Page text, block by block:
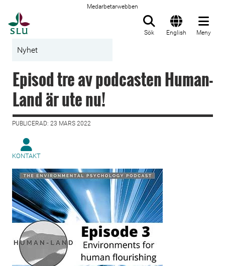
Medarbetarwebben
Sök English Meny
Nyhet
Episod tre av podcasten Human-
Land är ute nu!
PUBLICERAD: 23 MARS 2022
KONTAKT